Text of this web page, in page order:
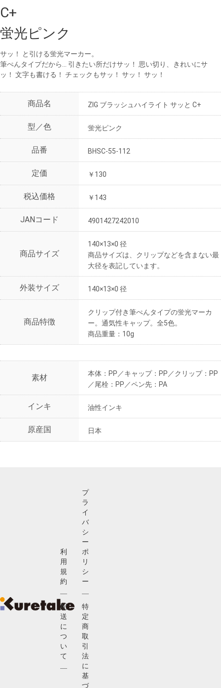
C+
蛍光ピンク
サッ！ と引ける蛍光マーカー。
筆ぺんタイプだから… 引きたい所だけサッ！ 思い切り、きれいにサ
ッ！ 文字も書ける！ チェックもサッ！ サッ！ サッ！
商品名 ZIG ブラッシュハイライト サッと C+
型／色 蛍光ピンク
品番 BHSC-55-112
定価 ￥130
税込価格 ￥143
JANコード 4901427242010
商品サイズ
140×13×0 径
商品サイズは、クリップなどを含まない最
大径を表記しています。
外装サイズ 140×13×0 径
商品特徴
クリップ付き筆ぺんタイプの蛍光マーカ
ー。通気性キャップ。全5色。
商品重量：10g
素材
本体：PP／キャップ：PP／クリップ：PP
／尾栓：PP／ペン先：PA
インキ 油性インキ
原産国 日本
利
用
規
約
配
送
に
つ
い
て
プ
ラ
イ
バ
シ
ー
ポ
リ
シ
ー
特
定
商
取
引
法
に
基
づ